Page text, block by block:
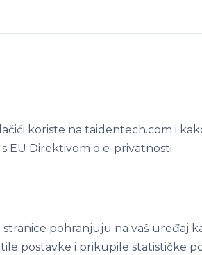
koriste na taidentech.com i
EU Direktivom o e-privatnosti
pohranjuju na vaš uređaj
postavke i prikupile statističke